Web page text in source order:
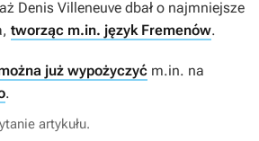
Denis Villeneuve dbał o najmniejsze
tworząc m.in. język Fremenów.
już wypożyczyć m.in. na
.
artykułu.